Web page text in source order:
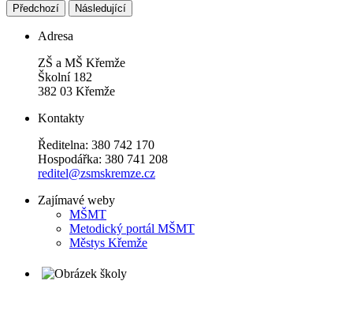
Předchozí Následující
Adresa
ZŠ a MŠ Křemže
Školní 182
382 03 Křemže
Kontakty
Ředitelna: 380 742 170
Hospodářka: 380 741 208
reditel@zsmskremze.cz
Zajímavé weby
MŠMT
Metodický portál MŠMT
Městys Křemže